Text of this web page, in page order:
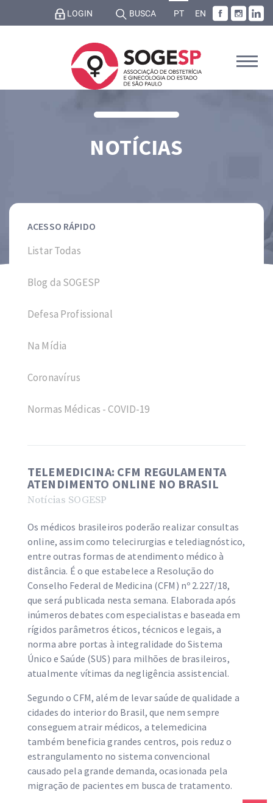
LOGIN BUSCA PT EN
NOTÍCIAS
ACESSO RÁPIDO
Listar Todas
Blog da SOGESP
Defesa Profissional
Na Mídia
Coronavírus
Normas Médicas - COVID-19
TELEMEDICINA: CFM REGULAMENTA
ATENDIMENTO ONLINE NO BRASIL
Notícias SOGESP
Os médicos brasileiros poderão realizar consultas
online, assim como telecirurgias e telediagnóstico,
entre outras formas de atendimento médico à
distância. É o que estabelece a Resolução do
Conselho Federal de Medicina (CFM) nº 2.227/18,
que será publicada nesta semana. Elaborada após
inúmeros debates com especialistas e baseada em
rígidos parâmetros éticos, técnicos e legais, a
norma abre portas à integralidade do Sistema
Único e Saúde (SUS) para milhões de brasileiros,
atualmente vítimas da negligência assistencial.
Segundo o CFM, além de levar saúde de qualidade a
cidades do interior do Brasil, que nem sempre
conseguem atrair médicos, a telemedicina
também beneficia grandes centros, pois reduz o
estrangulamento no sistema convencional
causado pela grande demanda, ocasionada pela
migração de pacientes em busca de tratamento.